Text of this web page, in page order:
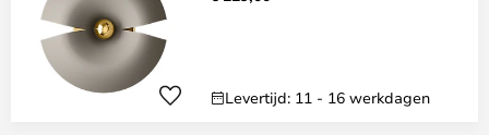
Levertijd: 11 - 16 werkdagen